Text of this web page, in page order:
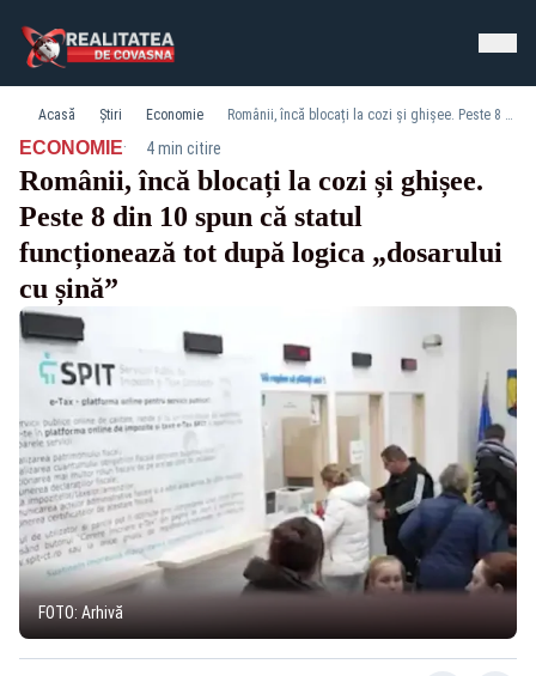
Acasă Știri Economie Românii, încă blocați la cozi și ghișee. Peste 8 din 10 spun că statul funcționează tot după logica „dosarului cu șină”
ECONOMIE· 4 min citire
Românii, încă blocați la cozi și ghișee.
Peste 8 din 10 spun că statul
funcționează tot după logica „dosarului
cu șină”
FOTO: Arhivă